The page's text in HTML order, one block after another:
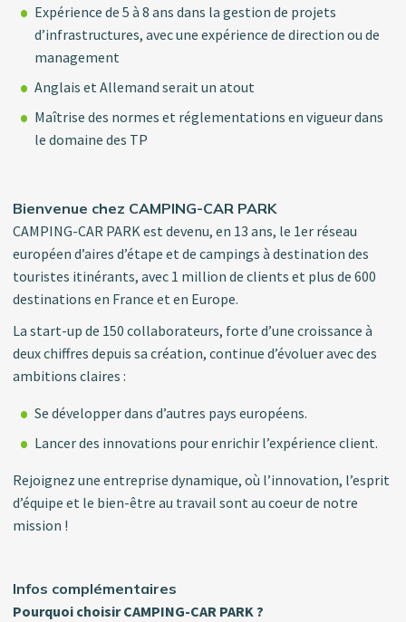
Expérience de 5 à 8 ans dans la gestion de projets
d’infrastructures, avec une expérience de direction ou de
management
Anglais et Allemand serait un atout
Maîtrise des normes et réglementations en vigueur dans
le domaine des TP
Bienvenue chez CAMPING-CAR PARK
CAMPING-CAR PARK est devenu, en 13 ans, le 1er réseau
européen d’aires d’étape et de campings à destination des
touristes itinérants, avec 1 million de clients et plus de 600
destinations en France et en Europe.
La start-up de 150 collaborateurs, forte d’une croissance à
deux chiffres depuis sa création, continue d’évoluer avec des
ambitions claires :
Se développer dans d’autres pays européens.
Lancer des innovations pour enrichir l’expérience client.
Rejoignez une entreprise dynamique, où l’innovation, l’esprit
d’équipe et le bien-être au travail sont au coeur de notre
mission !
Infos complémentaires
Pourquoi choisir CAMPING-CAR PARK ?